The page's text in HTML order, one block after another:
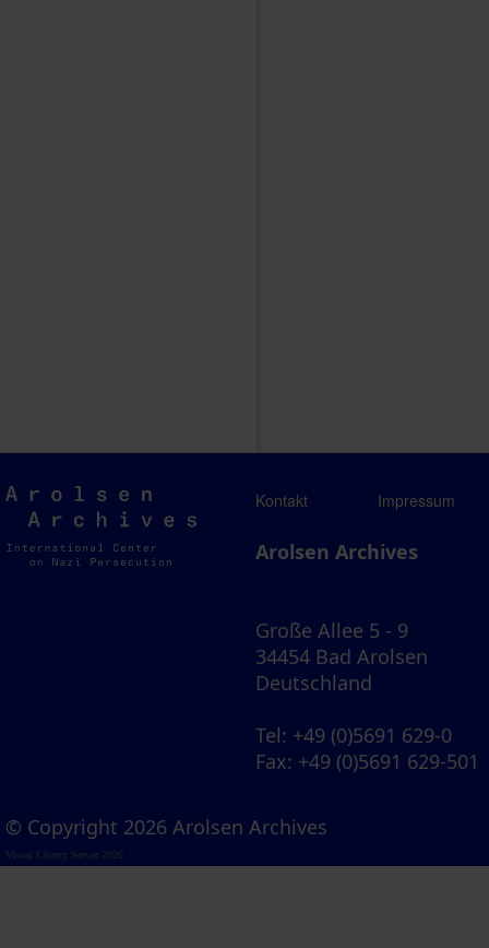
Arolsen
Archives
Kontakt Impressum
Arolsen Archives
Große Allee 5 - 9
34454 Bad Arolsen
Deutschland
Tel: +49 (0)5691 629-0
Fax: +49 (0)5691 629-501
© Copyright 2026 Arolsen Archives
Visual Library Server 2026